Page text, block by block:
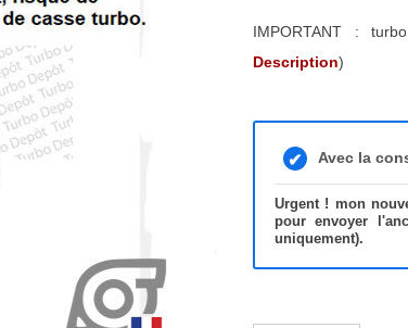
IMPORTANT :
Description)
Avec la
Urgent ! mon
pour envoyer
uniquement).